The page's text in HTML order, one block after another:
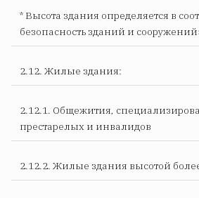
* Высота здания определяется в
безопасность зданий и
2.12. Жилые здания:
2.12.1. Общежития,
престарелых и инвалидов
2.12.2. Жилые здания высотой